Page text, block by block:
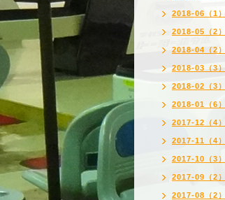
2018-06（1）
2018-05（2）
2018-04（2）
2018-03（3）
2018-02（3）
2018-01（6）
2017-12（4）
2017-11（4）
2017-10（3）
2017-09（2）
2017-08（2）